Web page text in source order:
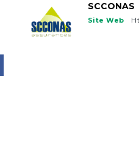
USA
SCCONAS
Site Web